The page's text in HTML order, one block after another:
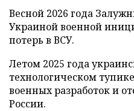
Весной 2026 года
Украиной военной
потерь в ВСУ.
Летом 2025 года
технологическом
военных разработок и
России.